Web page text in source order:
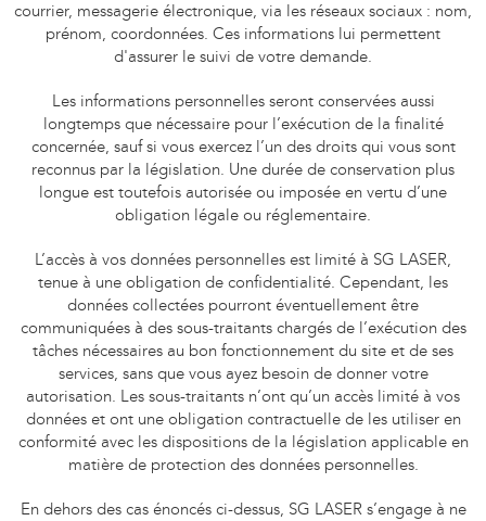
courrier, messagerie électronique, via les réseaux sociaux : nom,
prénom, coordonnées. Ces informations lui permettent
d'assurer le suivi de votre demande.
Les informations personnelles seront conservées aussi
longtemps que nécessaire pour l’exécution de la finalité
concernée, sauf si vous exercez l’un des droits qui vous sont
reconnus par la législation. Une durée de conservation plus
longue est toutefois autorisée ou imposée en vertu d’une
obligation légale ou réglementaire.
L’accès à vos données personnelles est limité à SG LASER,
tenue à une obligation de confidentialité. Cependant, les
données collectées pourront éventuellement être
communiquées à des sous-traitants chargés de l’exécution des
tâches nécessaires au bon fonctionnement du site et de ses
services, sans que vous ayez besoin de donner votre
autorisation. Les sous-traitants n’ont qu’un accès limité à vos
données et ont une obligation contractuelle de les utiliser en
conformité avec les dispositions de la législation applicable en
matière de protection des données personnelles.
En dehors des cas énoncés ci-dessus, SG LASER s’engage à ne